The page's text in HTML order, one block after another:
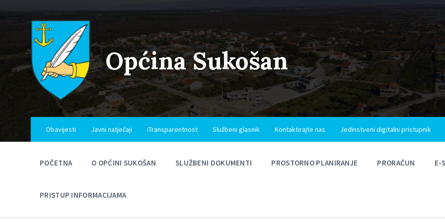
to
content
to
navigation
to
Općina Sukošan
Obavijesti Javni natječaji iTransparentnost Službeni glasnik Kontaktirajte nas Jedinstveni digitalni pristupnik
POČETNA O OPĆINI SUKOŠAN SLUŽBENI DOKUMENTI PROSTORNO PLANIRANJE PRORAČUN E-
PRISTUP INFORMACIJAMA